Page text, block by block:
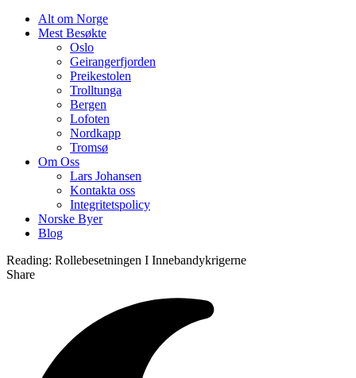
Alt om Norge
Mest Besøkte
Oslo
Geirangerfjorden
Preikestolen
Trolltunga
Bergen
Lofoten
Nordkapp
Tromsø
Om Oss
Lars Johansen
Kontakta oss
Integritetspolicy
Norske Byer
Blog
Reading: Rollebesetningen I Innebandykrigerne
Share